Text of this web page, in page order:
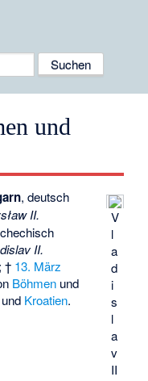
und
V
l
a
d
i
s
l
a
v
II
, deutsch
II.
II.
; † 13. März
Böhmen und
und Kroatien.